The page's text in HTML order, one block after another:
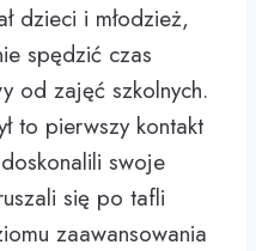
dzieci i młodzież,
spędzić czas
od zajęć szkolnych.
to pierwszy kontakt
swoje
się po tafli
zaawansowania